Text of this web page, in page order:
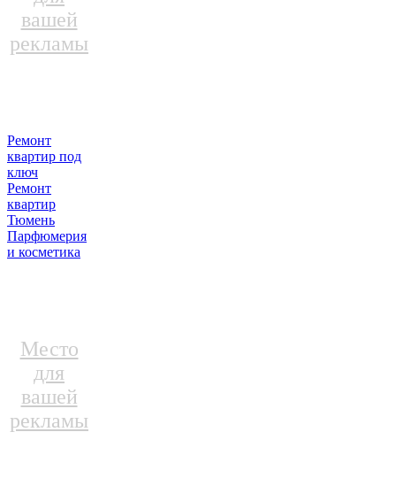
вашей
рекламы
Ремонт
квартир под
ключ
Ремонт
квартир
Тюмень
Парфюмерия
и косметика
Место
для
вашей
рекламы